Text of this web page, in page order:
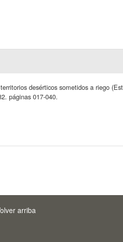
desérticos sometidos a riego
páginas 017-040.
arriba